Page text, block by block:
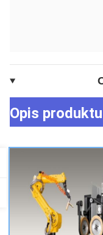
Opis produktu